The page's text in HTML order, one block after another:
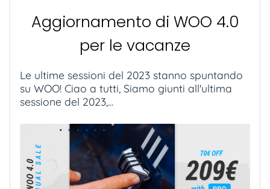
Aggiornamento di WOO 4.0
per le vacanze
Le ultime sessioni del 2023 stanno spuntando
su WOO! Ciao a tutti, Siamo giunti all'ultima
sessione del 2023,...